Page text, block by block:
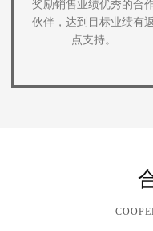
奖励销售业绩优秀的合
伙伴，达到目标业绩有返
点支持。